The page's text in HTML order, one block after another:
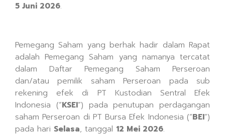
5 Juni 2026.
Pemegang Saham yang berhak hadir dalam Rapat
adalah Pemegang Saham yang namanya tercatat
dalam Daftar Pemegang Saham Perseroan
dan/atau pemilik saham Perseroan pada sub
rekening efek di PT Kustodian Sentral Efek
Indonesia (“KSEI”) pada penutupan perdagangan
saham Perseroan di PT Bursa Efek Indonesia (“BEI”)
pada hari Selasa, tanggal 12 Mei 2026.